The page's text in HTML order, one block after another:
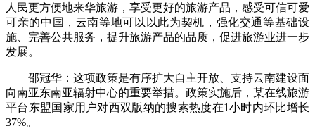
人民更方便地来华旅游，享受更好的旅游产品，感受可信可爱
可亲的中国，云南等地可以以此为契机，强化交通等基础设
施、完善公共服务，提升旅游产品的品质，促进旅游业进一步
发展。
邵冠华：这项政策是有序扩大自主开放、支持云南建设面
向南亚东南亚辐射中心的重要举措。政策实施后，某在线旅游
平台东盟国家用户对西双版纳的搜索热度在1小时内环比增长
37%。